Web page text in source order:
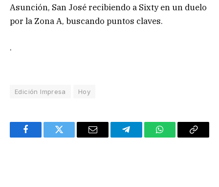
Asunción, San José recibiendo a Sixty en un duelo
por la Zona A, buscando puntos claves.
.
Edición Impresa Hoy
FacebookTwitter Email TelegramWhatsAppCopy